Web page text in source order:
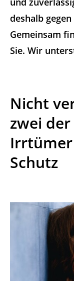
deshalb
Gemeinsam
Sie. Wir
Nicht
zwei
Irrtümer
Schutz